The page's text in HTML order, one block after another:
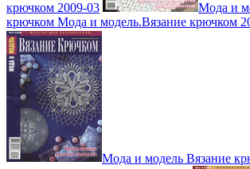
крючком 2009-03
Мода и
крючком Мода и модель.Вязание крючком
Мода и модель Вязание